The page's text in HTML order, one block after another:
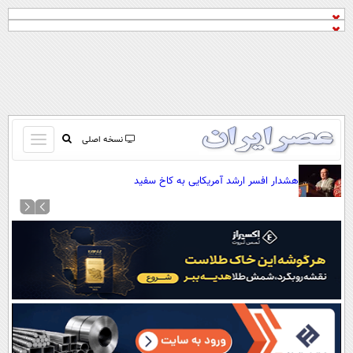
نسخه اصلی
باز
و
کردن
منو
صفحه اول
نظرسنجی
آب و هوا
سواد زندگی
هشدار افسر ارشد آمریکایی به کاخ سفید